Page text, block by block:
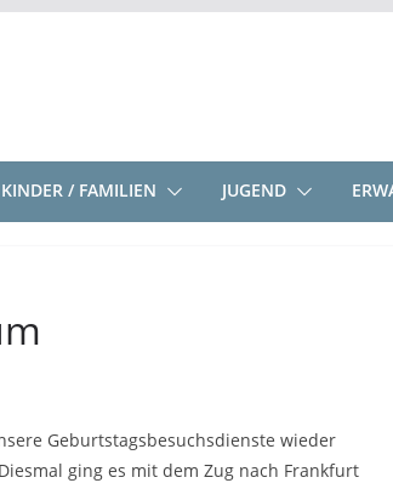
KINDER / FAMILIEN JUGEND
Geburtstagsbesuchsdienste wieder
ging es mit dem Zug nach Frankfurt